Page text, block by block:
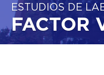
ESTUDIOS DE
FACTOR